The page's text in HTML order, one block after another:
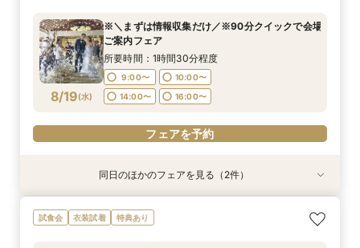
8/18(火)
9:00〜
14:00〜
16:00〜
フェアを予約
8/18(火)
9:00〜
14:00〜
16:00〜
フェアを予約
8/19(水)
※＼まずは情報収集だけ／※90分クイックで会場
ご案内フェア
所要時間：1時間30分程度
9:00〜
10:00〜
14:00〜
16:00〜
フェアを予約
特典あり
【菊水楼FULL体験】15大特典＆目の前仕上げの
お料理堪能フェア
《★オンライン90分フェア★》一旦情報収集の
方＆遠方の方向け
同日のほかのフェアを見る（2件）
試食会 衣装試着 特典あり